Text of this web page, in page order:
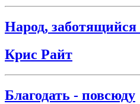
Народ, заботящийся
Крис Райт
Благодать - повсюду